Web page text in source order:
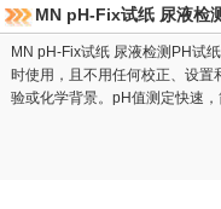
MN pH-Fix试纸 尿液检
MN pH-Fix试纸 尿液检测PH试
时使用，且不用任何校正、设
验或化学背景。pH值测定快速，